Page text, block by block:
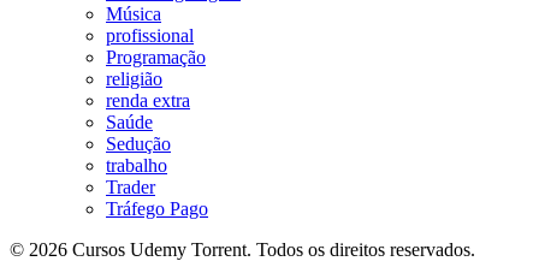
Música
profissional
Programação
religião
renda extra
Saúde
Sedução
trabalho
Trader
Tráfego Pago
© 2026 Cursos Udemy Torrent. Todos os direitos reservados.